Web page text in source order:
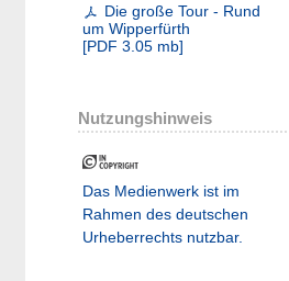
Die große Tour - Rund
um Wipperfürth
[PDF 3.05 mb]
Nutzungshinweis
Das Medienwerk ist im
Rahmen des deutschen
Urheberrechts nutzbar.